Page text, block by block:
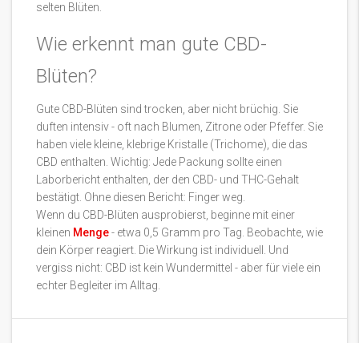
selten Blüten.
Wie erkennt man gute CBD-
Blüten?
Gute CBD-Blüten sind trocken, aber nicht brüchig. Sie
duften intensiv - oft nach Blumen, Zitrone oder Pfeffer. Sie
haben viele kleine, klebrige Kristalle (Trichome), die das
CBD enthalten. Wichtig: Jede Packung sollte einen
Laborbericht enthalten, der den CBD- und THC-Gehalt
bestätigt. Ohne diesen Bericht: Finger weg.
Wenn du CBD-Blüten ausprobierst, beginne mit einer
kleinen Menge- etwa 0,5 Gramm pro Tag. Beobachte, wie
dein Körper reagiert. Die Wirkung ist individuell. Und
vergiss nicht: CBD ist kein Wundermittel - aber für viele ein
echter Begleiter im Alltag.